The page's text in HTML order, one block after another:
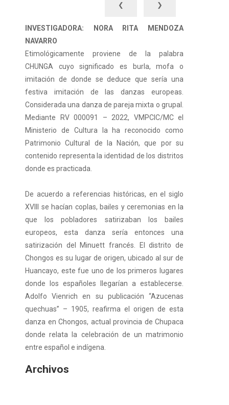
❮ ❯
INVESTIGADORA: NORA RITA MENDOZA
NAVARRO
Etimológicamente proviene de la palabra
CHUNGA cuyo significado es burla, mofa o
imitación de donde se deduce que sería una
festiva imitación de las danzas europeas.
Considerada una danza de pareja mixta o grupal.
Mediante RV 000091 – 2022, VMPCIC/MC el
Ministerio de Cultura la ha reconocido como
Patrimonio Cultural de la Nación, que por su
contenido representa la identidad de los distritos
donde es practicada.
De acuerdo a referencias históricas, en el siglo
XVIII se hacían coplas, bailes y ceremonias en la
que los pobladores satirizaban los bailes
europeos, esta danza sería entonces una
satirización del Minuett francés. El distrito de
Chongos es su lugar de origen, ubicado al sur de
Huancayo, este fue uno de los primeros lugares
donde los españoles llegarían a establecerse.
Adolfo Vienrich en su publicación “Azucenas
quechuas” – 1905, reafirma el origen de esta
danza en Chongos, actual provincia de Chupaca
donde relata la celebración de un matrimonio
entre español e indígena.
Archivos